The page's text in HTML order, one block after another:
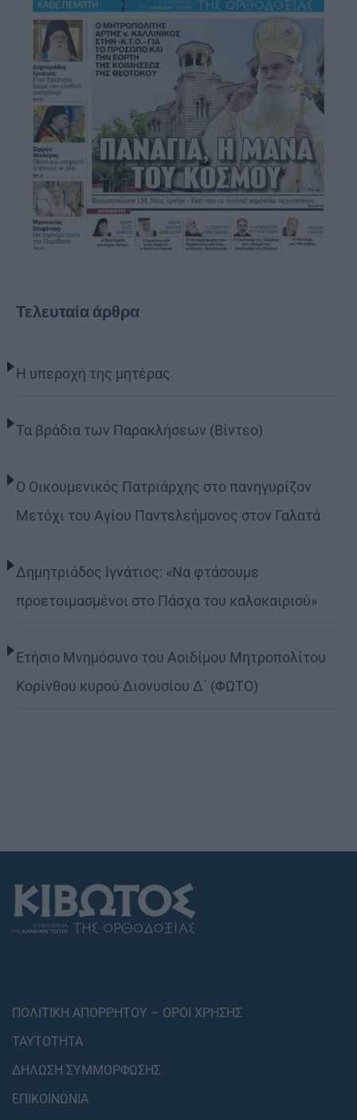
Τελευταία άρθρα
Η υπεροχή της μητέρας
Τα βράδια των Παρακλήσεων (Βίντεο)
Ο Οικουμενικός Πατριάρχης στο πανηγυρίζον
Μετόχι του Αγίου Παντελεήμονος στον Γαλατά
Δημητριάδος Ιγνάτιος: «Να φτάσουμε
προετοιμασμένοι στο Πάσχα του καλοκαιριού»
Ετήσιο Μνημόσυνο του Αοιδίμου Μητροπολίτου
Κορίνθου κυρού Διονυσίου Δ΄ (ΦΩΤΟ)
ΠΟΛΙΤΙΚΗ ΑΠΟΡΡΗΤΟΥ – ΟΡΟΙ ΧΡΗΣΗΣ
ΤΑΥΤΟΤΗΤΑ
ΔΗΛΩΣΗ ΣΥΜΜΟΡΦΩΣΗΣ
ΕΠΙΚΟΙΝΩΝΙΑ